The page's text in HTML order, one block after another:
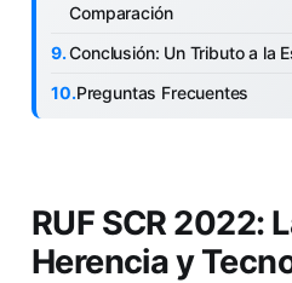
Comparación
Conclusión: Un Tributo a la
Preguntas Frecuentes
RUF SCR 2022:
Herencia y